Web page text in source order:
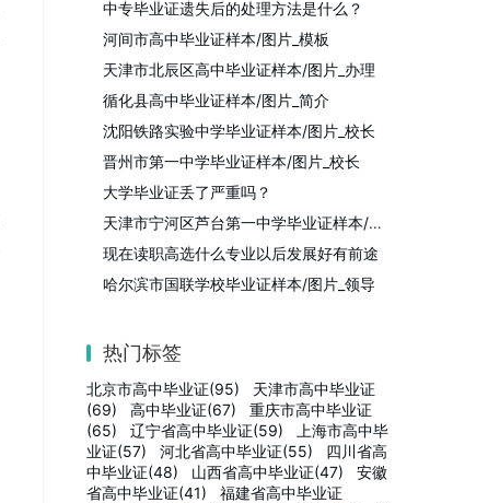
中专毕业证遗失后的处理方法是什么？
河间市高中毕业证样本/图片_模板
天津市北辰区高中毕业证样本/图片_办理
循化县高中毕业证样本/图片_简介
沈阳铁路实验中学毕业证样本/图片_校长
晋州市第一中学毕业证样本/图片_校长
大学毕业证丢了严重吗？
天津市宁河区芦台第一中学毕业证样本/图片/模板_校长
现在读职高选什么专业以后发展好有前途
哈尔滨市国联学校毕业证样本/图片_领导
热门标签
北京市高中毕业证(95)
天津市高中毕业证
(69)
高中毕业证(67)
重庆市高中毕业证
(65)
辽宁省高中毕业证(59)
上海市高中毕
业证(57)
河北省高中毕业证(55)
四川省高
中毕业证(48)
山西省高中毕业证(47)
安徽
省高中毕业证(41)
福建省高中毕业证